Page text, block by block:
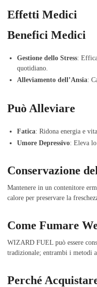
Effetti Medici
Benefici Medici
Gestione dello Stress:
quotidiano.
Alleviamento dell’Ansia:
Può Alleviare
Fatica: Ridona energia e
Umore Depressivo: Eleva
Conservazione
Mantenere in un contenitore
calore per preservare la
Come Fumare
WIZARD FUEL può essere
tradizionale; entrambi i metodi
Perché